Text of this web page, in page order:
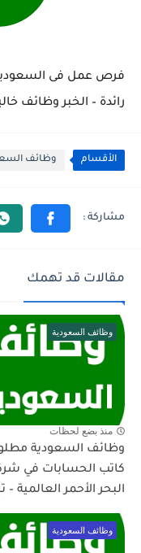
فرص عمل فى
رائدة – الخبر وظائف
الأقسام وظائف
مقالات قد تهمك
وظائف السعودية
منذ بضع لحظات
وظائف السعودية
كاتب الحسابات في
البحر الأحمر العالمية –
وظائف السعودية